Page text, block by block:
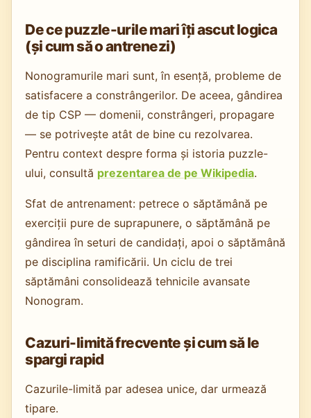
De ce puzzle-urile mari îți ascut logica
(și cum să o antrenezi)
Nonogramurile mari sunt, în esență, probleme de
satisfacere a constrângerilor. De aceea, gândirea
de tip CSP — domenii, constrângeri, propagare
— se potrivește atât de bine cu rezolvarea.
Pentru context despre forma și istoria puzzle-
ului, consultă prezentarea de pe Wikipedia.
Sfat de antrenament: petrece o săptămână pe
exerciții pure de suprapunere, o săptămână pe
gândirea în seturi de candidați, apoi o săptămână
pe disciplina ramificării. Un ciclu de trei
săptămâni consolidează tehnicile avansate
Nonogram.
Cazuri-limită frecvente și cum să le
spargi rapid
Cazurile-limită par adesea unice, dar urmează
tipare.